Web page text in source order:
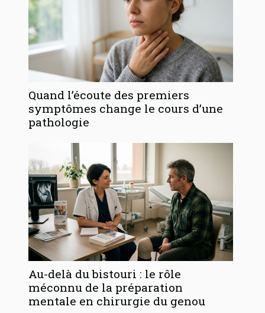
Quand l’écoute des premiers
symptômes change le cours d’une
pathologie
Au-delà du bistouri : le rôle
méconnu de la préparation
mentale en chirurgie du genou